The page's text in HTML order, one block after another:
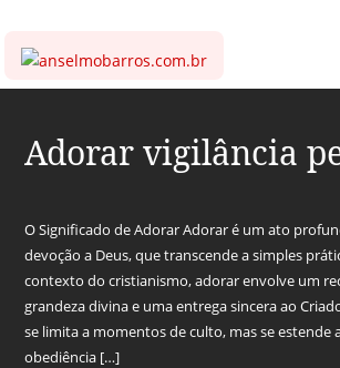
Adorar vigilância
O Significado de Adorar Adorar é um ato
devoção a Deus, que transcende a simples
contexto do cristianismo, adorar envolve um
grandeza divina e uma entrega sincera ao
se limita a momentos de culto, mas se estende
obediência […]